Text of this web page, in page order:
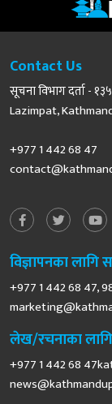
Contact Us
सूचना विभाग दर्ता -
Lazimpat,
+977 1 442 68 47
विज्ञापनका लागि
+977 1 442 68 47,
लेख/रचनाका
+977 1 442 68